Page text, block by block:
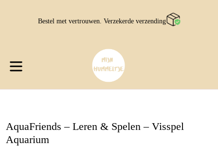
Bestel met vertrouwen. Verzekerde verzending
AquaFriends – Leren & Spelen – Visspel
Aquarium